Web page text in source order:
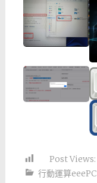
Post Views:
行動運算eeePC